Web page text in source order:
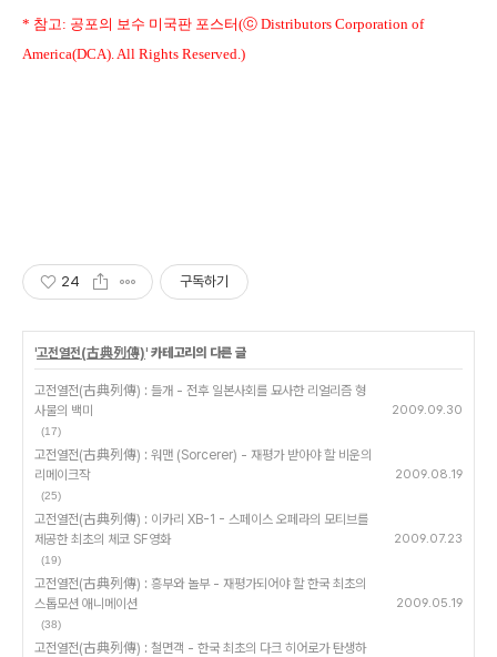
* 참고: 공포의 보수 미국판 포스터(ⓒ Distributors Corporation of
America(DCA). All Rights Reserved.)
24 구독하기
'고전열전(古典列傳)' 카테고리의 다른 글
고전열전(古典列傳) : 들개 - 전후 일본사회를 묘사한 리얼리즘 형
사물의 백미
(17)
2009.09.30
고전열전(古典列傳) : 워맨 (Sorcerer) - 재평가 받아야 할 비운의
리메이크작
(25)
2009.08.19
고전열전(古典列傳) : 이카리 XB-1 - 스페이스 오페라의 모티브를
제공한 최초의 체코 SF영화
(19)
2009.07.23
고전열전(古典列傳) : 흥부와 놀부 - 재평가되어야 할 한국 최초의
스톱모션 애니메이션
(38)
2009.05.19
고전열전(古典列傳) : 철면객 - 한국 최초의 다크 히어로가 탄생하